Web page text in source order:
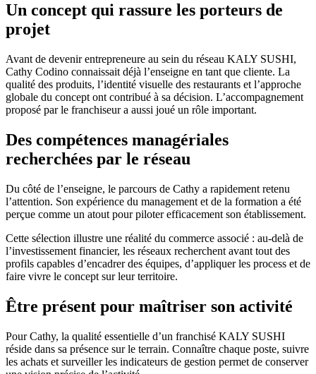
Un concept qui rassure les porteurs de
projet
Avant de devenir entrepreneure au sein du réseau KALY SUSHI,
Cathy Codino connaissait déjà l’enseigne en tant que cliente. La
qualité des produits, l’identité visuelle des restaurants et l’approche
globale du concept ont contribué à sa décision. L’accompagnement
proposé par le franchiseur a aussi joué un rôle important.
Des compétences managériales
recherchées par le réseau
Du côté de l’enseigne, le parcours de Cathy a rapidement retenu
l’attention. Son expérience du management et de la formation a été
perçue comme un atout pour piloter efficacement son établissement.
Cette sélection illustre une réalité du commerce associé : au-delà de
l’investissement financier, les réseaux recherchent avant tout des
profils capables d’encadrer des équipes, d’appliquer les process et de
faire vivre le concept sur leur territoire.
Être présent pour maîtriser son activité
Pour Cathy, la qualité essentielle d’un franchisé KALY SUSHI
réside dans sa présence sur le terrain. Connaître chaque poste, suivre
les achats et surveiller les indicateurs de gestion permet de conserver